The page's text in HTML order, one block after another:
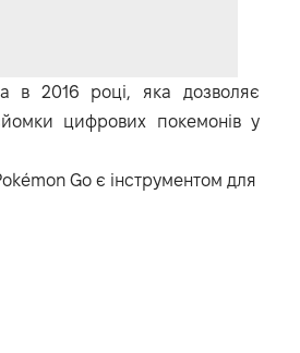
в 2016 році, яка дозволяє
цифрових покемонів у
Go є інструментом для